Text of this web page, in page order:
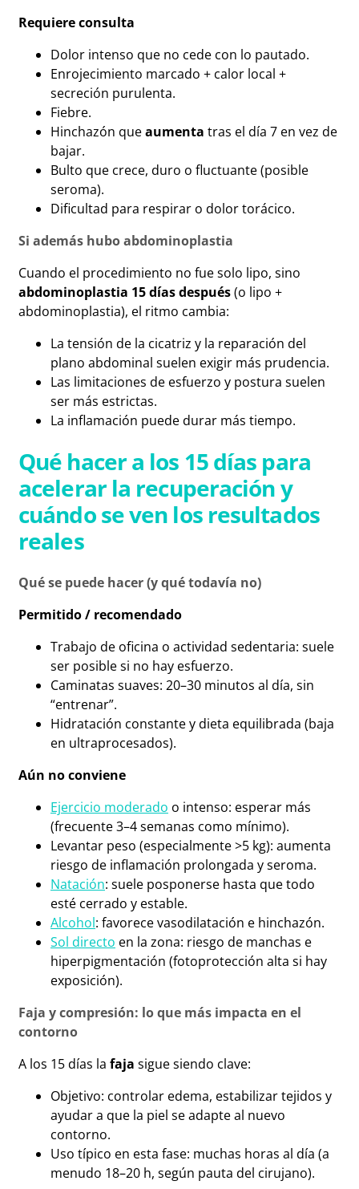
Requiere consulta
Dolor intenso que no cede con lo pautado.
Enrojecimiento marcado + calor local +
secreción purulenta.
Fiebre.
Hinchazón queaumenta tras el día 7 en vez de
bajar.
Bulto que crece, duro o fluctuante (posible
seroma).
Dificultad para respirar o dolor torácico.
Si además hubo abdominoplastia
Cuando el procedimiento no fue solo lipo, sino
abdominoplastia 15 días después(o lipo +
abdominoplastia), el ritmo cambia:
La tensión de la cicatriz y la reparación del
plano abdominal suelen exigir más prudencia.
Las limitaciones de esfuerzo y postura suelen
ser más estrictas.
La inflamación puede durar más tiempo.
Qué hacer a los 15 días para
acelerar la recuperación y
cuándo se ven los resultados
reales
Qué se puede hacer (y qué todavía no)
Permitido / recomendado
Trabajo de oficina o actividad sedentaria: suele
ser posible si no hay esfuerzo.
Caminatas suaves: 20–30 minutos al día, sin
“entrenar”.
Hidratación constante y dieta equilibrada (baja
en ultraprocesados).
Aún no conviene
Ejercicio moderado o intenso: esperar más
(frecuente 3–4 semanas como mínimo).
Levantar peso (especialmente >5 kg): aumenta
riesgo de inflamación prolongada y seroma.
Natación: suele posponerse hasta que todo
esté cerrado y estable.
Alcohol: favorece vasodilatación e hinchazón.
Sol directo en la zona: riesgo de manchas e
hiperpigmentación (fotoprotección alta si hay
exposición).
Faja y compresión: lo que más impacta en el
contorno
A los 15 días la faja sigue siendo clave:
Objetivo: controlar edema, estabilizar tejidos y
ayudar a que la piel se adapte al nuevo
contorno.
Uso típico en esta fase: muchas horas al día (a
menudo 18–20 h, según pauta del cirujano).